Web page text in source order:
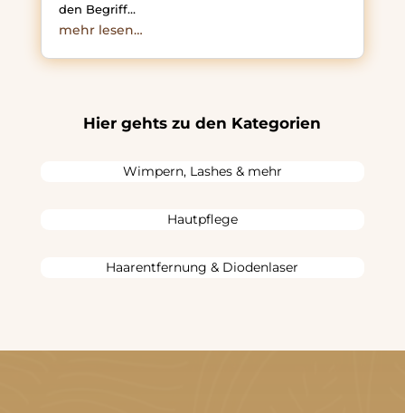
den Begriff…
mehr lesen…
Hier gehts zu den Kategorien
Wimpern, Lashes & mehr
Hautpflege
Haarentfernung & Diodenlaser